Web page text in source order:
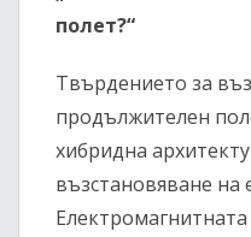
полет?“
Твърдението за
продължителен
хибридна
възстановяване на